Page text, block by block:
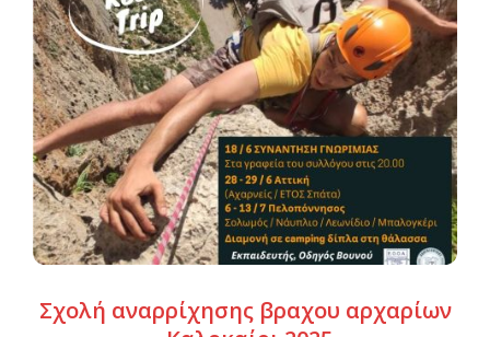
Σχολή αναρρίχησης βραχου αρχαρίων